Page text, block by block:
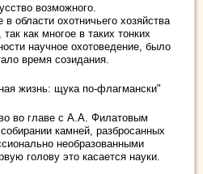
возможного.
в области охотничьего хозяйства
как многое в таких тонких
научное охотоведение, было
время созидания.
жизнь: щука по-флагмански"
во главе с А.А. Филатовым
камней, разбросанных
необразованными
голову это касается науки.